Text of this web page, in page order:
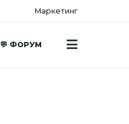
Маркетинг
💬 ФОРУМ